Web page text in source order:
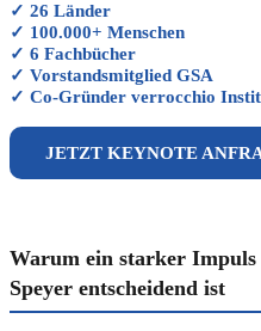
✓ 26 Länder
✓ 100.000+ Menschen
✓ 6 Fachbücher
✓ Vorstandsmitglied GSA
✓ Co-Gründer verrocchio
JETZT KEYNOTE
Warum ein starker
Speyer entscheidend ist